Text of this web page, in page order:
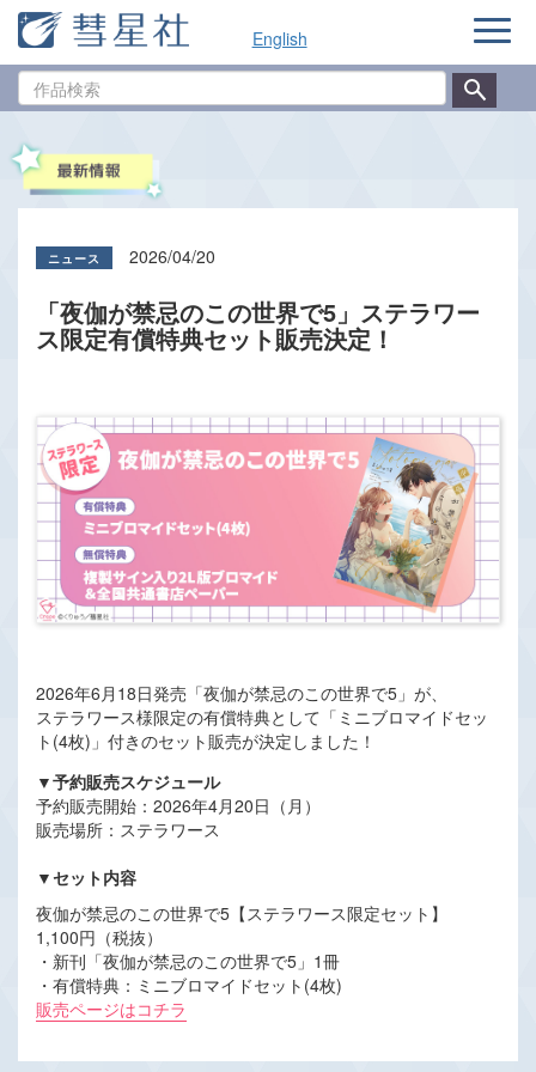
English
品
ナ
ゲ
2026/04/20
「夜伽が禁忌のこの世界で5」ステラワー
ス限定有償特典セット販売決定！
2026年6月18日発売「夜伽が禁忌のこの世界で5」が、
ステラワース様限定の有償特典として「ミニブロマイドセッ
ト(4枚)」付きのセット販売が決定しました！
▼予約販売スケジュール
予約販売開始：2026年4月20日（月）
販売場所：ステラワース
▼セット内容
夜伽が禁忌のこの世界で5【ステラワース限定セット】
1,100円（税抜）
・新刊「夜伽が禁忌のこの世界で5」1冊
・有償特典：ミニブロマイドセット(4枚)
販売ページはコチラ